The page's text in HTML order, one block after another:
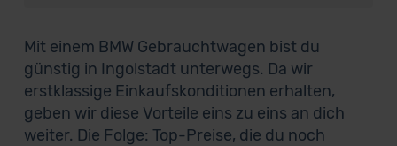
Mit einem BMW Gebrauchtwagen bist du
günstig in Ingolstadt unterwegs. Da wir
erstklassige Einkaufskonditionen erhalten,
geben wir diese Vorteile eins zu eins an dich
weiter. Die Folge: Top-Preise, die du noch